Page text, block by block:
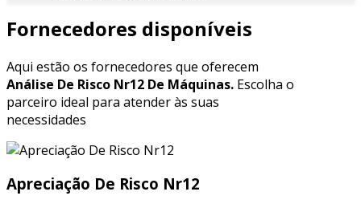
Fornecedores disponíveis
Aqui estão os fornecedores que oferecem
Análise De Risco Nr12 De Máquinas. Escolha o
parceiro ideal para atender às suas
necessidades
Apreciação De Risco Nr12